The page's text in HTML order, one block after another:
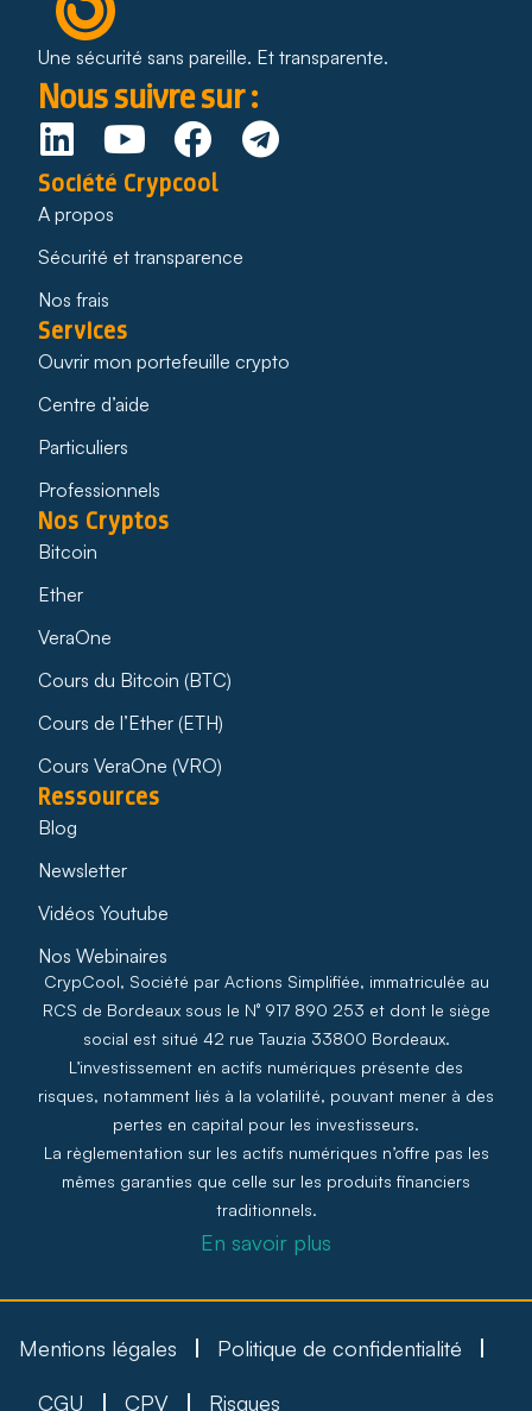
Une sécurité sans pareille. Et transparente.
Nous suivre sur :
Société Crypcool
A propos
Sécurité et transparence
Nos frais
Services
Ouvrir mon portefeuille crypto
Centre d’aide
Particuliers
Professionnels
Nos Cryptos
Bitcoin
Ether
VeraOne
Cours du Bitcoin (BTC)
Cours de l’Ether (ETH)
Cours VeraOne (VRO)
Ressources
Blog
Newsletter
Vidéos Youtube
Nos Webinaires
CrypCool, Société par Actions Simplifiée, immatriculée au
RCS de Bordeaux sous le N° 917 890 253 et dont le siège
social est situé 42 rue Tauzia 33800 Bordeaux.
L’investissement en actifs numériques présente des
risques, notamment liés à la volatilité, pouvant mener à des
pertes en capital pour les investisseurs.
La règlementation sur les actifs numériques n’offre pas les
mêmes garanties que celle sur les produits financiers
traditionnels.
En savoir plus
Mentions légales Politique de confidentialité
CGU CPV Risques